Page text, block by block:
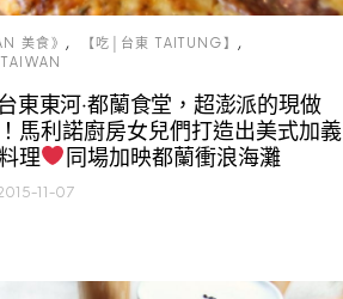
美食》
【吃│台東 TAITUNG】
東東河‧都蘭食堂，超澎派的現做
馬利諾廚房女兒們打造出美式加義
理
同場加映都蘭衝浪海灘
11-07